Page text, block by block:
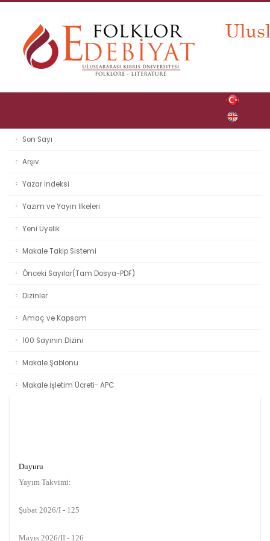
Son Sayı
Arşiv
Yazar İndeksi
Yazım ve Yayın İlkeleri
Yeni Üyelik
Makale Takip Sistemi
Önceki Sayılar(Tam Dosya-PDF)
Dizinler
Amaç ve Kapsam
100 Sayının Dizini
Makale Şablonu
Makale İşletim Ücreti- APC
Duyuru
Yayım Takvimi:
Şubat 2026/I - 125
Mayıs 2026/II - 126